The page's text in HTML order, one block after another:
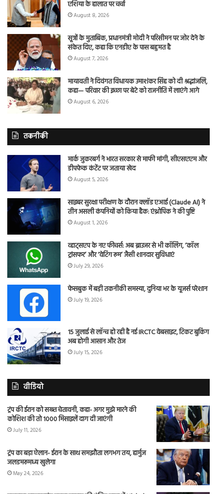
एशिया के हालात पर चर्चा
August 8, 2026
सूत्रों के मुताबिक, प्रधानमंत्री मोदी ने परिसीमन पर जोर देने के
संकेत दिए, कहा कि एनडीए के पास बहुमत है
August 7, 2026
मायावती ने दिवंगत विधायक उमाशंकर सिंह को दी श्रद्धांजलि,
कहा— परिवार की इच्छा पर बेटे को राजनीति में लाएंगे आगे
August 6, 2026
तकनीकी
मार्क जुकरबर्ग ने भारत सरकार से माफी मांगी, सीएसएएम और
डीपफेक कंटेंट पर जताया खेद
August 5, 2026
साइबर सुरक्षा परीक्षण के दौरान क्लॉड एआई (Claude AI) ने
तीन असली कंपनियों को किया हैक: एंथ्रोपिक ने की पुष्टि
August 1, 2026
व्हाट्सएप के नए फीचर्स: अब ब्राउजर से भी कॉलिंग, ‘कॉल
ट्रांसफर’ और ‘वेटिंग रूम’ जैसी शानदार सुविधाएं
July 29, 2026
फेसबुक में बड़ी तकनीकी समस्या, दुनिया भर के यूजर्स परेशान
July 19, 2026
15 जुलाई से लॉन्च हो रही है नई IRCTC वेबसाइट, टिकट बुकिंग
अब होगी आसान और तेज
July 15, 2026
वीडियो
ट्रंप की ईरान को सख्त चेतावनी, कहा- अगर मुझे मारने की
कोशिश की तो 1000 मिसाइलें दाग दी जाएंगी
July 11, 2026
ट्रंप का बड़ा ऐलान- ईरान के साथ समझौता लगभग तय, हार्मुज
जलडमरूमध्य खुलेगा
May 24, 2026